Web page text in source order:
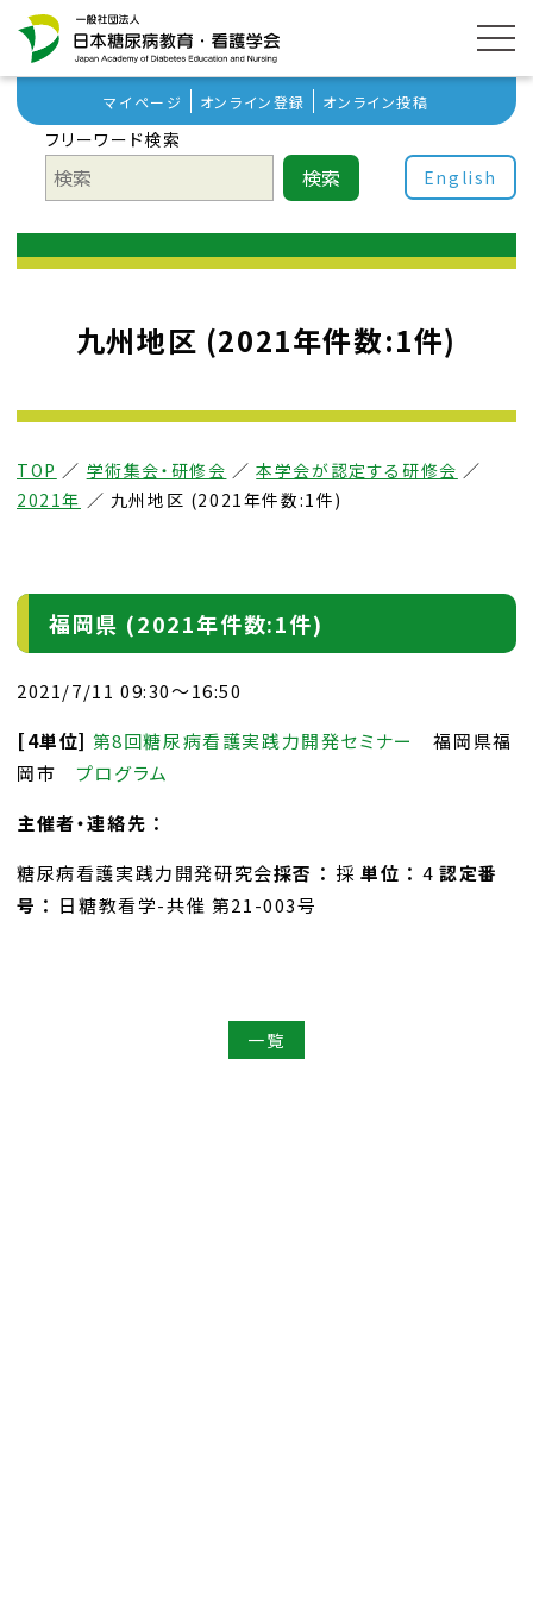
マイページ オンライン登録 オンライン投稿
フリーワード検索
検索 English
九州地区 (2021年件数:1件)
TOP ／ 学術集会・研修会 ／本学会が認定する研修会 ／
2021年 ／ 九州地区 (2021年件数:1件)
福岡県 (2021年件数:1件)
2021/7/11 09:30～16:50
[4単位] 第8回糖尿病看護実践力開発セミナー
福岡県福
岡市 プログラム
主催者・連絡先 ：
糖尿病看護実践力開発研究会採否 ： 採単位 ：4認定番
号 ： 日糖教看学-共催 第21-003号
一覧